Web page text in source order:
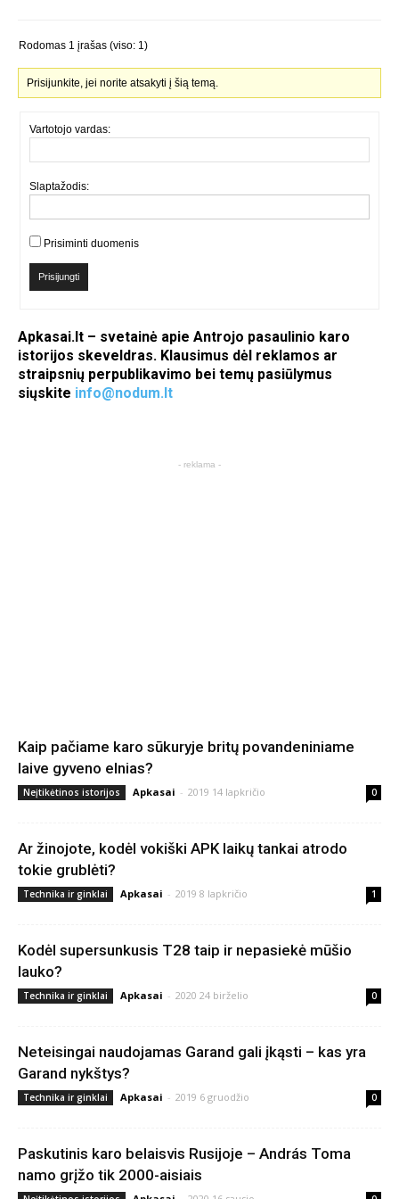
Rodomas 1 įrašas (viso: 1)
Prisijunkite, jei norite atsakyti į šią temą.
Vartotojo vardas:
Slaptažodis:
Prisiminti duomenis
Prisijungti
Apkasai.lt – svetainė apie Antrojo pasaulinio karo
istorijos skeveldras. Klausimus dėl reklamos ar
straipsnių perpublikavimo bei temų pasiūlymus
siųskite info@nodum.lt
- reklama -
Kaip pačiame karo sūkuryje britų povandeniniame
laive gyveno elnias?
Neįtikėtinos istorijos Apkasai - 2019 14 lapkričio 0
Ar žinojote, kodėl vokiški APK laikų tankai atrodo
tokie grublėti?
Technika ir ginklai Apkasai - 2019 8 lapkričio 1
Kodėl supersunkusis T28 taip ir nepasiekė mūšio
lauko?
Technika ir ginklai Apkasai - 2020 24 birželio 0
Neteisingai naudojamas Garand gali įkąsti – kas yra
Garand nykštys?
Technika ir ginklai Apkasai - 2019 6 gruodžio 0
Paskutinis karo belaisvis Rusijoje – András Toma
namo grįžo tik 2000-aisiais